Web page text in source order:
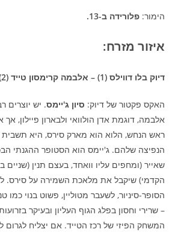
הימור:פלורידה ב-13.
איזור מזרח:
דיוק בלו דווילס (1) – אלבמה קרימסון טייד (2):
האקס פקטור של דיוק: סיון ג'יימס. יש
אלבמה, דוגמת אדן הולוואי ולבארון פיילון,
ראש הנחש, הלוא הוא מארק סירס, היא
הנפיצה שלהם. ג'יימס הוא הסטופר ההגנתי
שאייר (ומחפים עליו וואחד, בעצם תנין (שניים
הקדמי) שיקבל את מלאכת השמירה על סירס.
הסופר-סיניור, לשעבר מטוליין, פשוט בנוי
– שרירי וחסון בפלג הגוף העליון ובעיקר
המשחק הפיזי של רכז הטייד. אם יצליח לגרום